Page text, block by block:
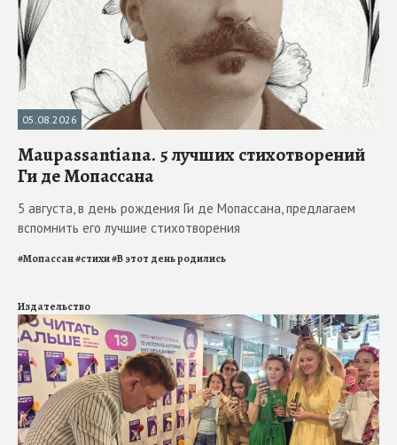
05.08.2026
Maupassantiana. 5 лучших стихотворений
Ги де Мопассана
5 августа, в день рождения Ги де Мопассана, предлагаем
вспомнить его лучшие стихотворения
#Мопассан#стихи#В этот день родились
Издательство